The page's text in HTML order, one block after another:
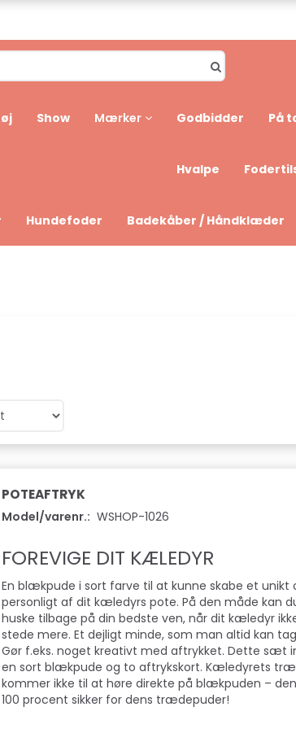
Show Mærker Godbidder På
Hvalpe
Hundefoder Badekåber / Håndklæder
POTEAFTRYK
Model/varenr.: WSHOP-1026
FOREVIGE DIT KÆLEDYR
En blækpude i sort farve til at kunne skabe et unikt
personligt af dit kæledyrs pote. På den måde kan
huske tilbage på din bedste ven, når dit kæledyr
stede mere. Et dejligt minde, som man altid kan
Gør f.eks. noget kreativt med aftrykket. Dette sæt
en sort blækpude og to aftrykskort. Kæledyrets
kommer ikke til at høre direkte på blækpuden –
100 procent sikker for dens trædepuder!